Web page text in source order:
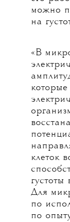
можно
на
«В
клеток
густоты
Для
по
по